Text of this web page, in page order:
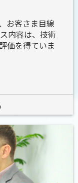
お客さま目線
内容は、技術
価を得ていま